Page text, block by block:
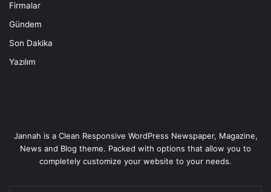
Firmalar
Gündem
Son Dakika
Yazılım
Jannah is a Clean Responsive WordPress Newspaper, Magazine,
News and Blog theme. Packed with options that allow you to
completely customize your website to your needs.